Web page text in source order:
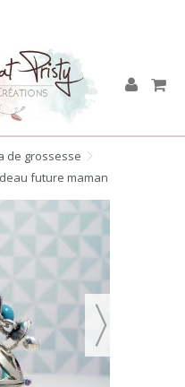
de grossesse
future maman